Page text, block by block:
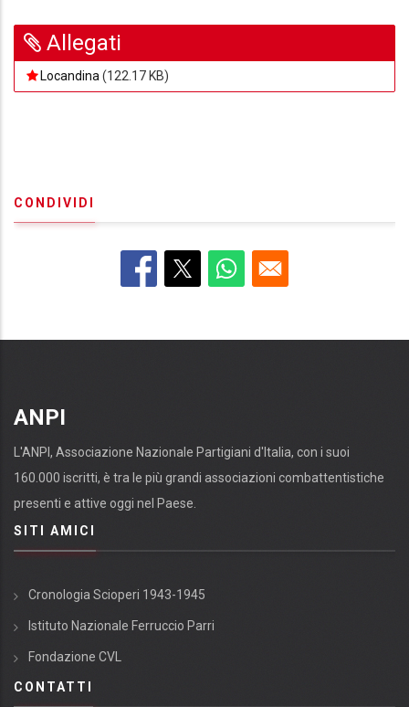
Allegati
Locandina (122.17 KB)
CONDIVIDI
ANPI
L'ANPI, Associazione Nazionale Partigiani d'Italia, con i suoi
160.000 iscritti, è tra le più grandi associazioni combattentistiche
presenti e attive oggi nel Paese.
SITI AMICI
Cronologia Scioperi 1943-1945
Istituto Nazionale Ferruccio Parri
Fondazione CVL
CONTATTI